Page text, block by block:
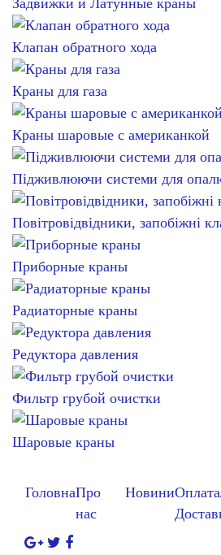
Задвижки и Латунные краны
Клапан обратного хода
Краны для газа
Краны шаровые с американкой
Підживлюючи системи для
Повітровідвідники, запобіжні
Приборные краны
Радиаторные краны
Редуктора давления
Фильтр грубой очистки
Шаровые краны
ГоловнаПро
нас
Новини